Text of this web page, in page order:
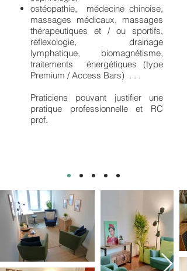
ostéopathie, médecine chinoise,
massages médicaux, massages
thérapeutiques et / ou sportifs,
réflexologie, drainage
lymphatique, biomagnétisme,
traitements énergétiques (type
Premium / Access Bars) . . .
Praticiens pouvant justifier une
pratique professionnelle et RC
prof.